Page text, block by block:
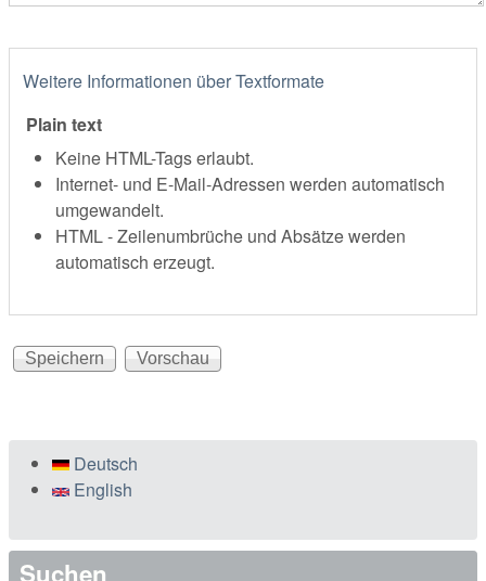
Weitere Informationen über Textformate
Plain text
Keine HTML-Tags erlaubt.
Internet- und E-Mail-Adressen werden automatisch
umgewandelt.
HTML - Zeilenumbrüche und Absätze werden
automatisch erzeugt.
Deutsch
English
Suchen